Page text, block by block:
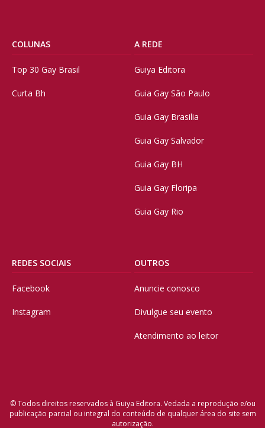
COLUNAS
Top 30 Gay Brasil
Curta Bh
A REDE
Guiya Editora
Guia Gay São Paulo
Guia Gay Brasilia
Guia Gay Salvador
Guia Gay BH
Guia Gay Floripa
Guia Gay Rio
REDES SOCIAIS
Facebook
Instagram
OUTROS
Anuncie conosco
Divulgue seu evento
Atendimento ao leitor
© Todos direitos reservados à Guiya Editora. Vedada a reprodução e/ou
publicação parcial ou integral do conteúdo de qualquer área do site sem
autorização.